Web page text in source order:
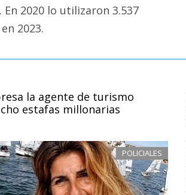
2020 lo utilizaron 3.537
2023.
la agente de turismo
estafas millonarias
POLICIALES